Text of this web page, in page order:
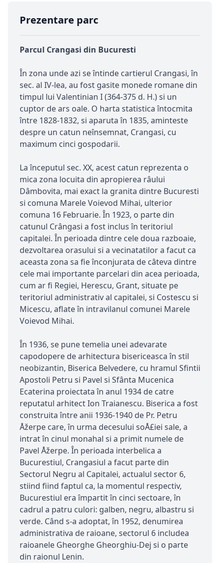
Prezentare parc
Parcul Crangasi din Bucuresti
În zona unde azi se întinde cartierul Crangasi, în
sec. al IV-lea, au fost gasite monede romane din
timpul lui Valentinian I (364-375 d. H.) si un
cuptor de ars oale. O harta statistica întocmita
între 1828-1832, si aparuta în 1835, aminteste
despre un catun neînsemnat, Crangasi, cu
maximum cinci gospodarii.
La începutul sec. XX, acest catun reprezenta o
mica zona locuita din apropierea râului
Dâmbovita, mai exact la granita dintre Bucuresti
si comuna Marele Voievod Mihai, ulterior
comuna 16 Februarie. În 1923, o parte din
catunul Crângasi a fost inclus în teritoriul
capitalei. În perioada dintre cele doua razboaie,
dezvoltarea orasului si a vecinatatilor a facut ca
aceasta zona sa fie înconjurata de câteva dintre
cele mai importante parcelari din acea perioada,
cum ar fi Regiei, Herescu, Grant, situate pe
teritoriul administrativ al capitalei, si Costescu si
Micescu, aflate în intravilanul comunei Marele
Voievod Mihai.
În 1936, se pune temelia unei adevarate
capodopere de arhitectura bisericeasca în stil
neobizantin, Biserica Belvedere, cu hramul Sfintii
Apostoli Petru si Pavel si Sfânta Mucenica
Ecaterina proiectata în anul 1934 de catre
reputatul arhitect Ion Traianescu. Biserica a fost
construita între anii 1936-1940 de Pr. Petru
Åžerpe care, în urma decesului soÅ£iei sale, a
intrat în cinul monahal si a primit numele de
Pavel Åžerpe. În perioada interbelica a
Bucurestiul, Crangasiul a facut parte din
Sectorul Negru al Capitalei, actualul sector 6,
stiind fiind faptul ca, la momentul respectiv,
Bucurestiul era împartit în cinci sectoare, în
cadrul a patru culori: galben, negru, albastru si
verde. Când s-a adoptat, în 1952, denumirea
administrativa de raioane, sectorul 6 includea
raioanele Gheorghe Gheorghiu-Dej si o parte
din raionul Lenin.